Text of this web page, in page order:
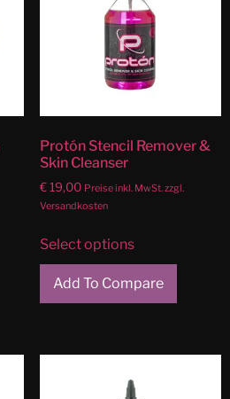
Protón Stencil Remover &
Skin Cleanser
€19,00 Preise inkl. MwSt. zzgl.
Versandkosten
Select options
Add To Compare